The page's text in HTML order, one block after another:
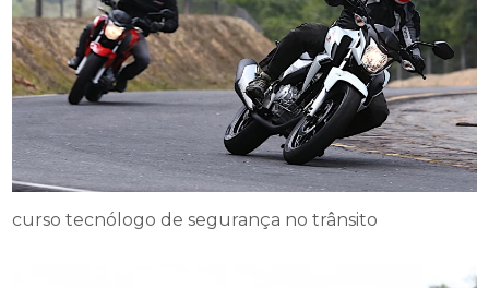
curso tecnólogo de segurança no trânsito